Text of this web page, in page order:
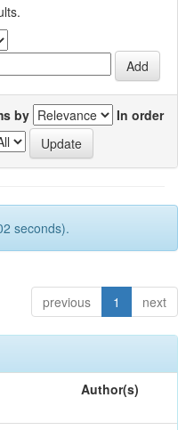
by
In order
seconds).
previous 1 next
Author(s)